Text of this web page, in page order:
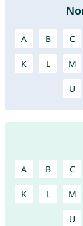
A B C
K L M
U
A B C
K L M
U